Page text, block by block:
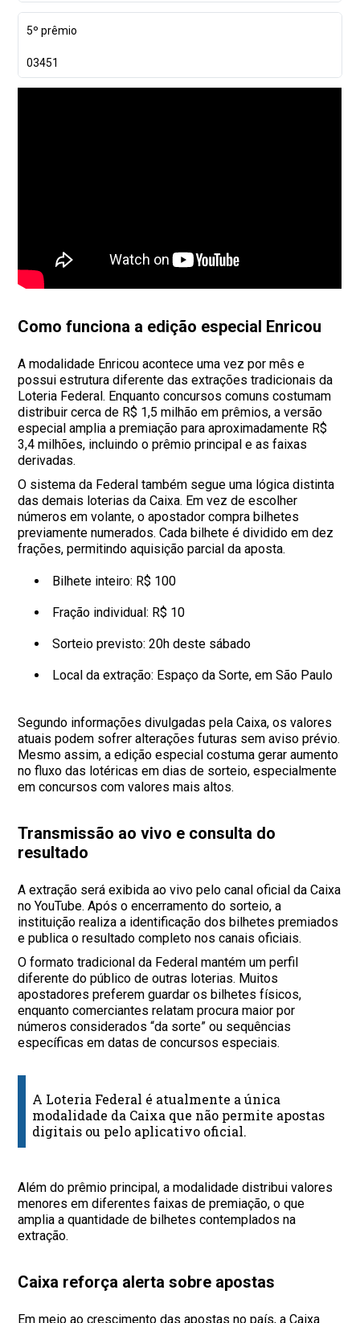
5º prêmio
03451
Como funciona a edição especial Enricou
A modalidade Enricou acontece uma vez por mês e
possui estrutura diferente das extrações tradicionais da
Loteria Federal. Enquanto concursos comuns costumam
distribuir cerca de R$ 1,5 milhão em prêmios, a versão
especial amplia a premiação para aproximadamente R$
3,4 milhões, incluindo o prêmio principal e as faixas
derivadas.
O sistema da Federal também segue uma lógica distinta
das demais loterias da Caixa. Em vez de escolher
números em volante, o apostador compra bilhetes
previamente numerados. Cada bilhete é dividido em dez
frações, permitindo aquisição parcial da aposta.
Bilhete inteiro: R$ 100
Fração individual: R$ 10
Sorteio previsto: 20h deste sábado
Local da extração: Espaço da Sorte, em São Paulo
Segundo informações divulgadas pela Caixa, os valores
atuais podem sofrer alterações futuras sem aviso prévio.
Mesmo assim, a edição especial costuma gerar aumento
no fluxo das lotéricas em dias de sorteio, especialmente
em concursos com valores mais altos.
Transmissão ao vivo e consulta do
resultado
A extração será exibida ao vivo pelo canal oficial da Caixa
no YouTube. Após o encerramento do sorteio, a
instituição realiza a identificação dos bilhetes premiados
e publica o resultado completo nos canais oficiais.
O formato tradicional da Federal mantém um perfil
diferente do público de outras loterias. Muitos
apostadores preferem guardar os bilhetes físicos,
enquanto comerciantes relatam procura maior por
números considerados “da sorte” ou sequências
específicas em datas de concursos especiais.
A Loteria Federal é atualmente a única
modalidade da Caixa que não permite apostas
digitais ou pelo aplicativo oficial.
Além do prêmio principal, a modalidade distribui valores
menores em diferentes faixas de premiação, o que
amplia a quantidade de bilhetes contemplados na
extração.
Caixa reforça alerta sobre apostas
Em meio ao crescimento das apostas no país, a Caixa